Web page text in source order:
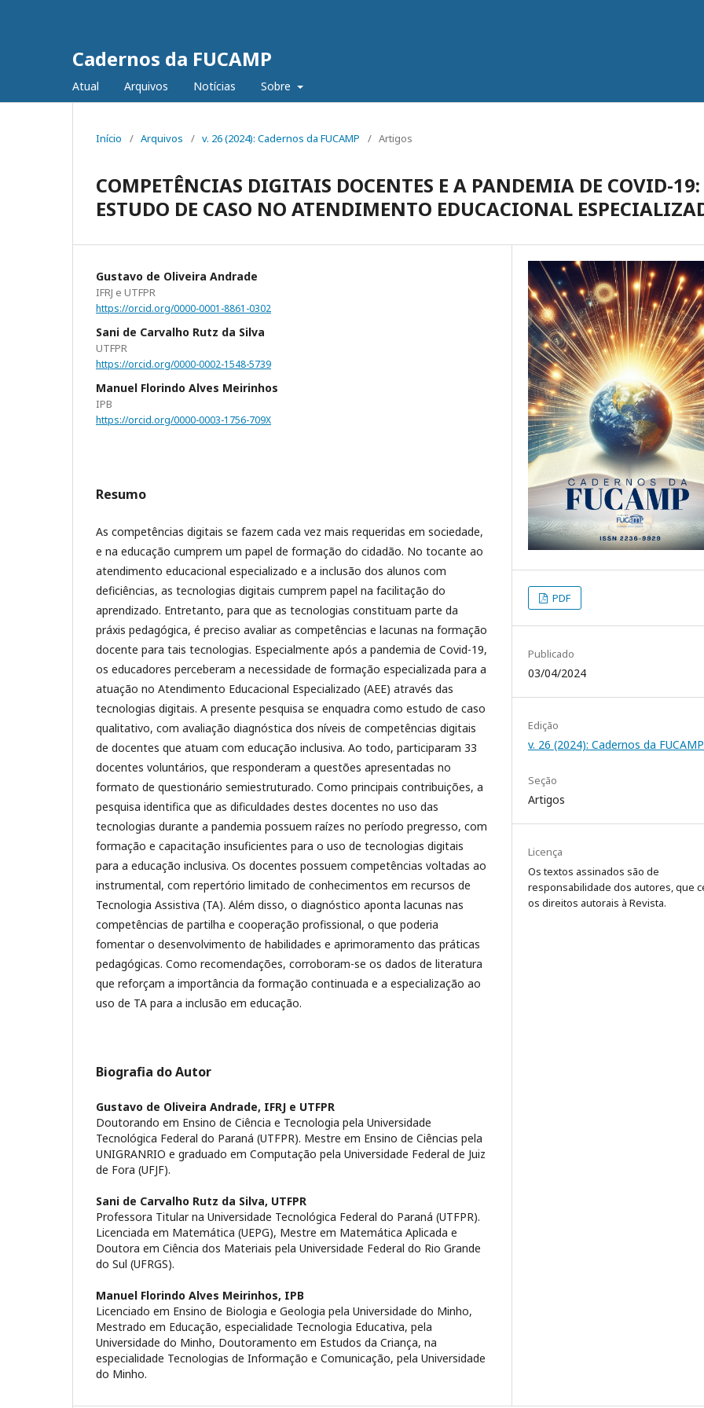
Cadernos da FUCAMP
Atual Arquivos Notícias Sobre
Início / Arquivos / v. 26 (2024): Cadernos da FUCAMP / Artigos
COMPETÊNCIAS DIGITAIS DOCENTES E A PANDEMIA DE COVID-19:
ESTUDO DE CASO NO ATENDIMENTO EDUCACIONAL
Gustavo de Oliveira Andrade
IFRJ e UTFPR
https://orcid.org/0000-0001-8861-0302
Sani de Carvalho Rutz da Silva
UTFPR
https://orcid.org/0000-0002-1548-5739
Manuel Florindo Alves Meirinhos
IPB
https://orcid.org/0000-0003-1756-709X
Resumo
As competências digitais se fazem cada vez mais requeridas em sociedade,
e na educação cumprem um papel de formação do cidadão. No tocante ao
atendimento educacional especializado e a inclusão dos alunos com
deficiências, as tecnologias digitais cumprem papel na facilitação do
aprendizado. Entretanto, para que as tecnologias constituam parte da
práxis pedagógica, é preciso avaliar as competências e lacunas na formação
docente para tais tecnologias. Especialmente após a pandemia de Covid-19,
os educadores perceberam a necessidade de formação especializada para a
atuação no Atendimento Educacional Especializado (AEE) através das
tecnologias digitais. A presente pesquisa se enquadra como estudo de caso
qualitativo, com avaliação diagnóstica dos níveis de competências digitais
de docentes que atuam com educação inclusiva. Ao todo, participaram 33
docentes voluntários, que responderam a questões apresentadas no
formato de questionário semiestruturado. Como principais contribuições, a
pesquisa identifica que as dificuldades destes docentes no uso das
tecnologias durante a pandemia possuem raízes no período pregresso, com
formação e capacitação insuficientes para o uso de tecnologias digitais
para a educação inclusiva. Os docentes possuem competências voltadas ao
instrumental, com repertório limitado de conhecimentos em recursos de
Tecnologia Assistiva (TA). Além disso, o diagnóstico aponta lacunas nas
competências de partilha e cooperação profissional, o que poderia
fomentar o desenvolvimento de habilidades e aprimoramento das práticas
pedagógicas. Como recomendações, corroboram-se os dados de literatura
que reforçam a importância da formação continuada e a especialização ao
uso de TA para a inclusão em educação.
Biografia do Autor
Gustavo de Oliveira Andrade, IFRJ e UTFPR
Doutorando em Ensino de Ciência e Tecnologia pela Universidade
Tecnológica Federal do Paraná (UTFPR). Mestre em Ensino de Ciências pela
UNIGRANRIO e graduado em Computação pela Universidade Federal de Juiz
de Fora (UFJF).
Sani de Carvalho Rutz da Silva, UTFPR
Professora Titular na Universidade Tecnológica Federal do Paraná (UTFPR).
Licenciada em Matemática (UEPG), Mestre em Matemática Aplicada e
Doutora em Ciência dos Materiais pela Universidade Federal do Rio Grande
do Sul (UFRGS).
Manuel Florindo Alves Meirinhos, IPB
Licenciado em Ensino de Biologia e Geologia pela Universidade do Minho,
Mestrado em Educação, especialidade Tecnologia Educativa, pela
Universidade do Minho, Doutoramento em Estudos da Criança, na
especialidade Tecnologias de Informação e Comunicação, pela Universidade
do Minho.
PDF
Publicado
03/04/2024
Edição
v. 26 (2024): Cadernos da FUCAMP
Seção
Artigos
Licença
Os textos assinados são de
responsabilidade dos autores, que
os direitos autorais à Revista.